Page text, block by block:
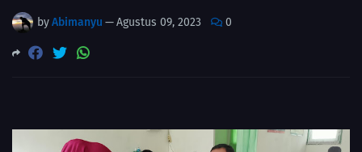
byAbimanyu —Agustus 09, 2023 0